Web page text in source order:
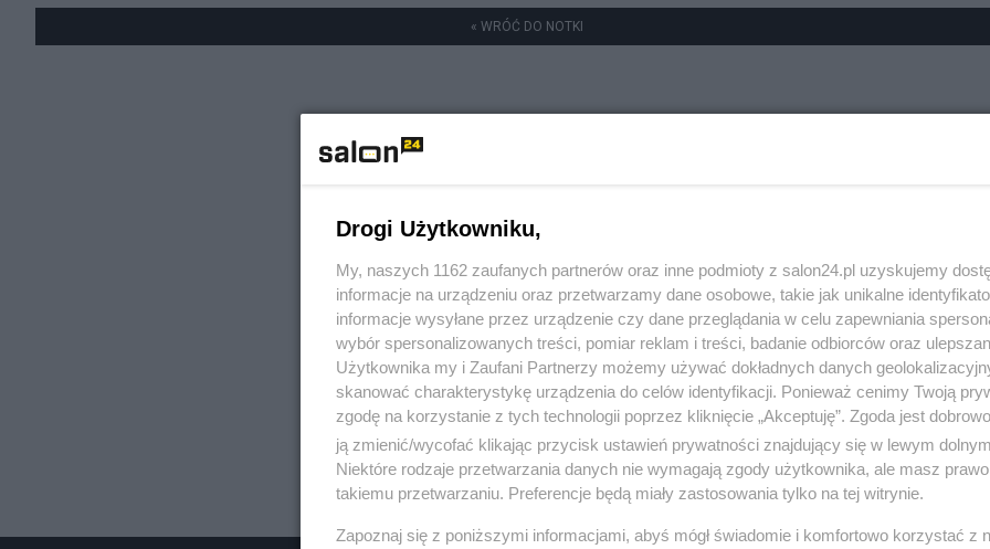
« WRÓĆ DO NOTKI
Drogi Użytkowniku,
My, naszych 1162 zaufanych partnerów oraz inne podmioty z salon24.pl uzyskujemy
informacje na urządzeniu oraz przetwarzamy dane osobowe, takie jak unikalne
informacje wysyłane przez urządzenie czy dane przeglądania w celu zapewniania
wybór spersonalizowanych treści, pomiar reklam i treści, badanie odbiorców oraz
Użytkownika my i Zaufani Partnerzy możemy używać dokładnych danych
skanować charakterystykę urządzenia do celów identyfikacji. Ponieważ cenimy Twoją
zgodę na korzystanie z tych technologii poprzez kliknięcie „Akceptuję”. Zgoda jest
ją zmienić/wycofać klikając przycisk ustawień prywatności znajdujący się w lewym
Niektóre rodzaje przetwarzania danych nie wymagają zgody użytkownika, ale masz
takiemu przetwarzaniu. Preferencje będą miały zastosowania tylko na tej witrynie.
Zapoznaj się z poniższymi informacjami, abyś mógł świadomie i komfortowo korzystać z